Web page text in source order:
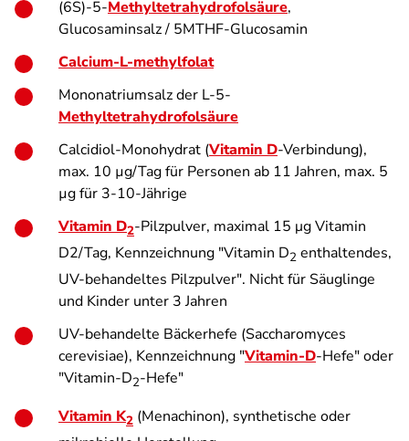
(6S)-5-Methyltetrahydrofolsäure,
Glucosaminsalz / 5MTHF-Glucosamin
Calcium-L-methylfolat
Mononatriumsalz der L-5-
Methyltetrahydrofolsäure
Calcidiol-Monohydrat (Vitamin D-Verbindung),
max. 10 µg/Tag für Personen ab 11 Jahren, max. 5
µg für 3-10-Jährige
Vitamin D2-Pilzpulver, maximal 15 μg Vitamin
D2/Tag, Kennzeichnung "Vitamin D2 enthaltendes,
UV-behandeltes Pilzpulver". Nicht für Säuglinge
und Kinder unter 3 Jahren
UV-behandelte Bäckerhefe (Saccharomyces
cerevisiae), Kennzeichnung "Vitamin-D-Hefe" oder
"Vitamin-D2-Hefe"
Vitamin K2 (Menachinon), synthetische oder